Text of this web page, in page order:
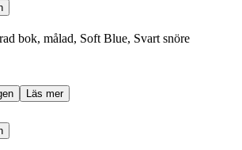
bok, målad, Soft Blue, Svart snöre
Läs mer